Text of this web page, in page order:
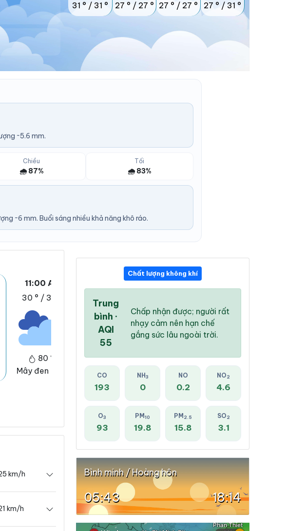
31 ° / 31 ° 27 ° / 27 ° 27 ° / 27 ° 27 ° / 31 °
~5.6 mm.
Chiều
🌧️ 87%
Tối
🌧️ 83%
~6 mm. Buổi sáng nhiều khả năng khô ráo.
11:00 AM
30 ° / 34 °
80 %
Mây đen u ám
12:00 PM
31 °
78 %
Mây đen u ám
01:00 PM
77 %
Dông
km/h
km/h
Chất lượng không khí
Trung
bình ·
AQI
55
Chấp nhận được; người rất
nhạy cảm nên hạn chế
gắng sức lâu ngoài trời.
CO
193
NH 3
0
NO
0.2
NO2
4.6
O3
93
PM 10
19.8
PM 2.5
15.8
SO2
3.1
Bình minh / Hoàng hôn
05:43 18:14